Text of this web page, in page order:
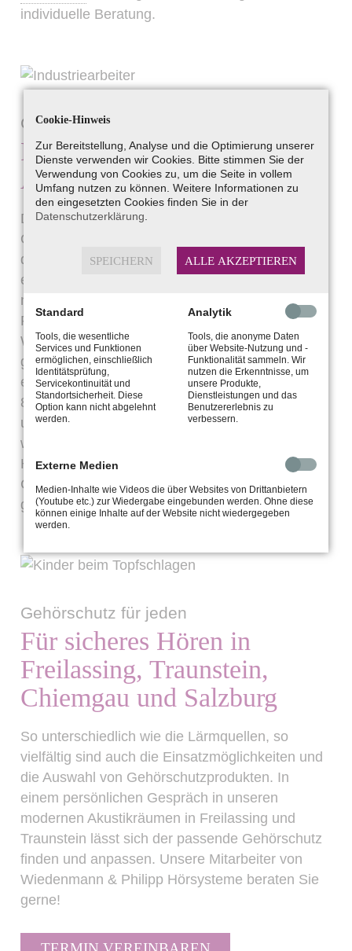
individuelle Beratung.
Gehörschutz für Unternehmen
Professioneller
Arbeitsgehörschutz
Dieser Gehörschutz wird individuell nach Ihrem
Ohrabdruck maßgeschneidert und ist eigens für
den Einsatz in der Industrie und im Gewerbe
entwickelt worden. Die Dämmwirkung kann je
nach Einsatzbereich durch fünf unterschiedliche
Filter festgelegt werden, wobei die
Wahrnehmung von Alarmsignalen ständig
gewährleistet ist. Der Arbeitsgehörschutz
entspricht den Bestimmungen der Richtlinie
89/686/EWG (Persönliche Schutzausrüstungen)
und EN 352-2: 1993 (CE0336) und ist aus
weichem oder hartem Material erhältlich. Ihr
Hörgeräteakustiker in Freilassing, Traunstein,
Chiemgau und Salzburg ist der Experte für
gutes Hören.
Gehörschutz für jeden
Für sicheres Hören in
Freilassing, Traunstein,
Chiemgau und Salzburg
So unterschiedlich wie die Lärmquellen, so
vielfältig sind auch die Einsatzmöglichkeiten und
die Auswahl von Gehörschutzprodukten. In
einem persönlichen Gespräch in unseren
modernen Akustikräumen in Freilassing und
Traunstein lässt sich der passende Gehörschutz
finden und anpassen. Unsere Mitarbeiter von
Wiedenmann & Philipp Hörsysteme beraten Sie
gerne!
Cookie-Hinweis
Zur Bereitstellung, Analyse und die Optimierung unserer
Dienste verwenden wir Cookies. Bitte stimmen Sie der
Verwendung von Cookies zu, um die Seite in vollem
Umfang nutzen zu können. Weitere Informationen zu
den eingesetzten Cookies finden Sie in der
Datenschutzerklärung
SPEICHERN ALLE AKZEPTIEREN
Standard
Tools, die wesentliche
Services und Funktionen
ermöglichen, einschließlich
Identitätsprüfung,
Servicekontinuität und
Standortsicherheit. Diese
Option kann nicht abgelehnt
werden.
Analytik
Tools, die anonyme Daten
über Website-Nutzung und -
Funktionalität sammeln. Wir
nutzen die Erkenntnisse, um
unsere Produkte,
Dienstleistungen und das
Benutzererlebnis zu
verbessern.
Externe Medien
Medien-Inhalte wie Videos die über Websites von Drittanbietern
(Youtube etc.) zur Wiedergabe eingebunden werden. Ohne diese
können einige Inhalte auf der Website nicht wiedergegeben
werden.